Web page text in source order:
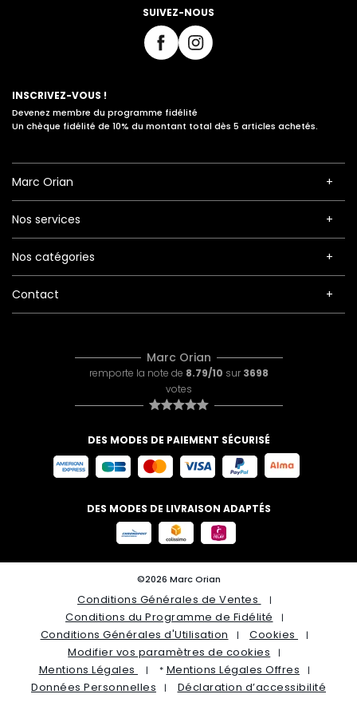
SUIVEZ-NOUS
INSCRIVEZ-VOUS !
Devenez membre du programme fidélité
Un chèque fidélité de 10% du montant total dès 5 articles achetés.
Marc Orian
Nos services
Nos catégories
Contact
Marc Orian
remporte la note de 8.79/10 sur 3698
votes
DES MODES DE PAIEMENT SÉCURISÉ
DES MODES DE LIVRAISON ADAPTÉS
©2026 Marc Orian
Conditions Générales de Ventes
Conditions du Programme de Fidélité
Conditions Générales d'Utilisation
Cookies
Modifier vos paramètres de cookies
Mentions Légales
* Mentions Légales Offres
Données Personnelles
Déclaration d’accessibilité